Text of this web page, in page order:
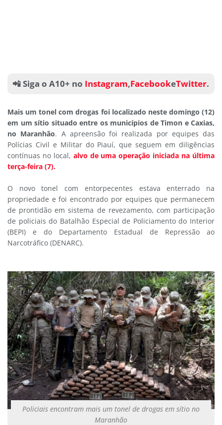
📲 Siga o A10+ no Instagram,FacebookeTwitter.
Mais um tonel com drogas foi localizado neste domingo (12)
em um sítio situado entre os municípios de Timon e Caxias,
no Maranhão. A apreensão foi realizada por equipes das
Polícias Civil e Militar do Piauí, que seguem em diligências
contínuas no local, alvo de uma operação iniciada na última
terça-feira (7).
O novo tonel com entorpecentes estava enterrado na
propriedade e foi encontrado por equipes que permanecem
de prontidão em sistema de revezamento, com participação
de policiais do Batalhão Especial de Policiamento do Interior
(BEPI) e do Departamento Estadual de Repressão ao
Narcotráfico (DENARC).
Policiais encontram mais um tonel de drogas em sítio no
Maranhão